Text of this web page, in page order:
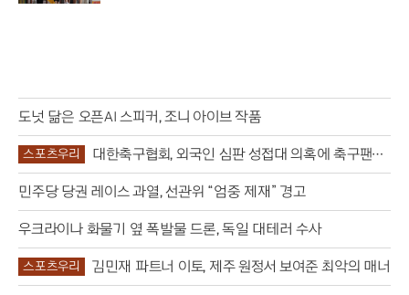
도넛 닮은 오픈AI 스피커, 조니 아이브 작품
스포츠우리
대한축구협회, 외국인 심판 성접대 의혹에 축구팬
‘폭발’
민주당 당권 레이스 과열, 선관위 “엄중 제재” 경고
우크라이나 화물기 옆 폭발물 드론, 독일 대테러 수사
스포츠우리 김민재 파트너 이토, 제주 원정서 보여준 최악의 매너